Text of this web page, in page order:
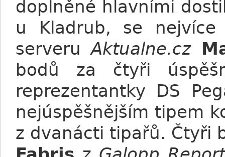
doplněné hlavními
u Kladrub, se nejvíce
serveruAktualne.cz
bodů za čtyři
reprezentantky DS
nejúspěšnějším tipem
z dvanácti tipařů. Čtyři